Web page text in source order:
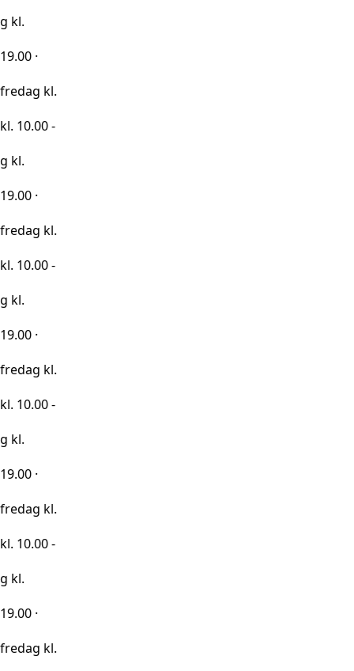
kl.
-
kl.
-
kl.
-
kl.
-
kl.